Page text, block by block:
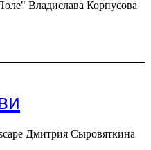
Владислава Корпусова
Дмитрия Сыровяткина